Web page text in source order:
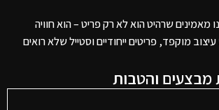
מאמינים שרהיט הוא לא רק פריט – הוא חוויה
מוקפד, פריטים ייחודיים וסטייל שלא רואים
והטבות